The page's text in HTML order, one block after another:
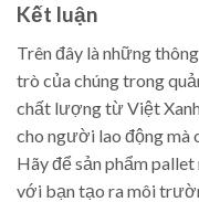
Kết luận
Trên đây là những
trò của chúng trong
chất lượng từ Việt
cho người lao động mà
Hãy để sản phẩm
với bạn tạo ra môi